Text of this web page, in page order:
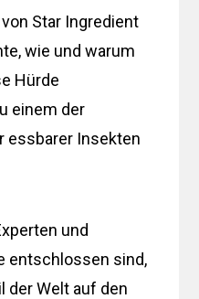
Star Ingredient
wie und warum
Hürde
einem der
essbarer Insekten
und
entschlossen sind,
der Welt auf den